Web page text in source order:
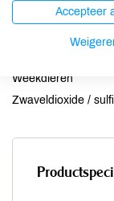
Weekdieren
Zwaveldioxide /
Accepteer